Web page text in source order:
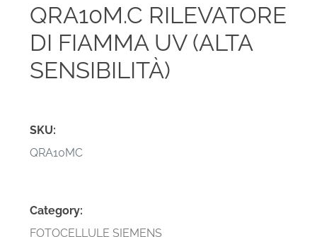
QRA10M.C RILEVATORE
DI FIAMMA UV (ALTA
SENSIBILITÀ)
SKU:
QRA10MC
Category:
FOTOCELLULE SIEMENS